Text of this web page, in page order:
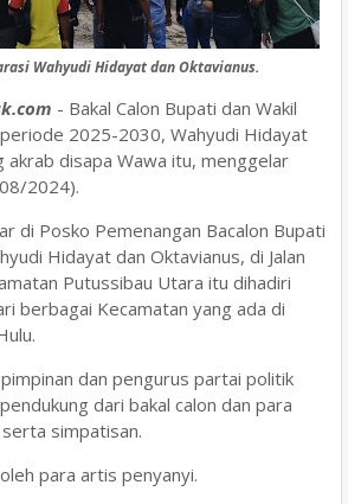
Wahyudi Hidayat dan Oktavianus.
- Bakal Calon Bupati dan Wakil
2025-2030, Wahyudi Hidayat
akrab disapa Wawa itu, menggelar
2024).
di Posko Pemenangan Bacalon Bupati
Hidayat dan Oktavianus, di Jalan
Putussibau Utara itu dihadiri
berbagai Kecamatan yang ada di
dan pengurus partai politik
dari bakal calon dan para
simpatisan.
para artis penyanyi.